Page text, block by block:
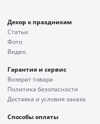
Декор к праздникам
Статьи
Фото
Видео
Гарантия и сервис
Возврат товара
Политика безопасности
Доставка и условия заказа
Способы оплаты